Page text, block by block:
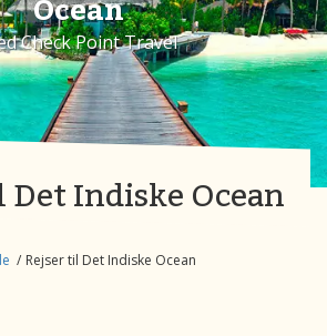
Ocean
Check Point Travel
Det Indiske Ocean
Rejser til Det Indiske Ocean